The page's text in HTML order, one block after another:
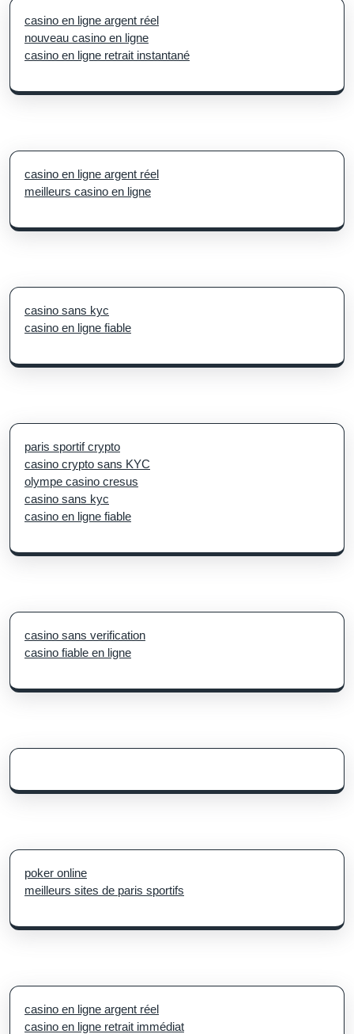
casino en ligne argent réel
nouveau casino en ligne
casino en ligne retrait instantané
casino en ligne argent réel
meilleurs casino en ligne
casino sans kyc
casino en ligne fiable
paris sportif crypto
casino crypto sans KYC
olympe casino cresus
casino sans kyc
casino en ligne fiable
casino sans verification
casino fiable en ligne
poker online
meilleurs sites de paris sportifs
casino en ligne argent réel
casino en ligne retrait immédiat